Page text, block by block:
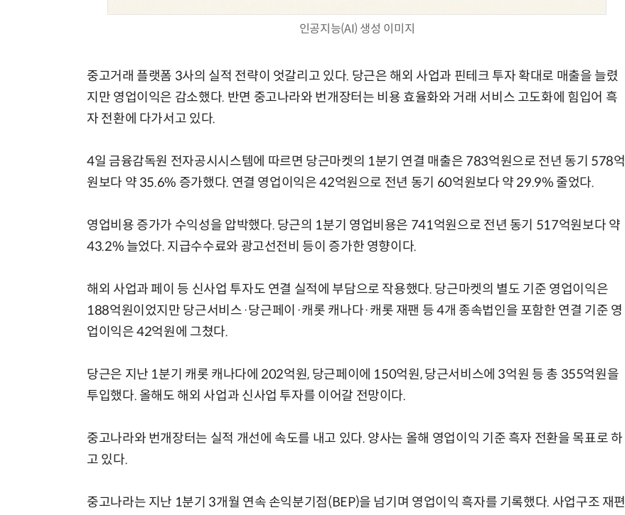
인공지능(AI) 생성 이미지
중고거래 플랫폼 3사의 실적 전략이 엇갈리고 있다. 당근은 해외 사업과 핀테크 투자 확대로 매출을 늘렸
지만 영업이익은 감소했다. 반면 중고나라와 번개장터는 비용 효율화와 거래 서비스 고도화에 힘입어 흑
자 전환에 다가서고 있다.
4일 금융감독원 전자공시시스템에 따르면 당근마켓의 1분기 연결 매출은 783억원으로 전년 동기 578억
원보다 약 35.6% 증가했다. 연결 영업이익은 42억원으로 전년 동기 60억원보다 약 29.9% 줄었다.
영업비용 증가가 수익성을 압박했다. 당근의 1분기 영업비용은 741억원으로 전년 동기 517억원보다 약
43.2% 늘었다. 지급수수료와 광고선전비 등이 증가한 영향이다.
해외 사업과 페이 등 신사업 투자도 연결 실적에 부담으로 작용했다. 당근마켓의 별도 기준 영업이익은
188억원이었지만 당근서비스·당근페이·캐롯 캐나다·캐롯 재팬 등 4개 종속법인을 포함한 연결 기준 영
업이익은 42억원에 그쳤다.
당근은 지난 1분기 캐롯 캐나다에 202억원, 당근페이에 150억원, 당근서비스에 3억원 등 총 355억원을
투입했다. 올해도 해외 사업과 신사업 투자를 이어갈 전망이다.
중고나라와 번개장터는 실적 개선에 속도를 내고 있다. 양사는 올해 영업이익 기준 흑자 전환을 목표로 하
고 있다.
중고나라는 지난 1분기 3개월 연속 손익분기점(BEP)을 넘기며 영업이익 흑자를 기록했다. 사업구조 재편
AI Native Enterprise를 지원하는 AI Ready Data 플랫폼 활용 전략